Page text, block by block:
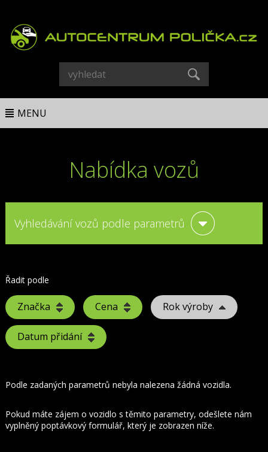
MENU
Nabídka vozů
Vyhledávání vozů podle parametrů
Řadit podle
Značka Cena Rok výroby
Datum přidání
Podle zadaných parametrů nebyla nalezena žádná vozidla.
Pokud máte zájem o vozidlo s těmito parametry, odešlete nám
vyplněný poptávkový formulář, který je zobrazen níže.